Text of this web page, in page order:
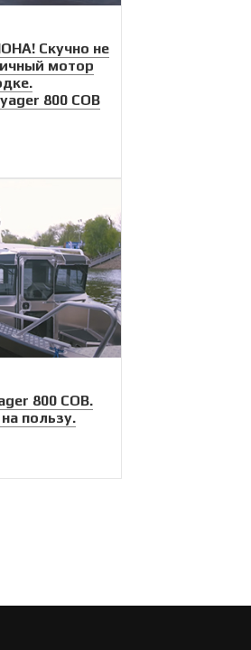
Скучно не
мотор
800 COB
800 COB.
пользу.